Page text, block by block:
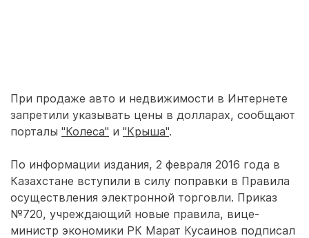
При продаже авто и недвижимости в Интернете
запретили указывать цены в долларах, сообщают
порталы "Колеса" и "Крыша".
По информации издания, 2 февраля 2016 года в
Казахстане вступили в силу поправки в Правила
осуществления электронной торговли. Приказ
№720, учреждающий новые правила, вице-
министр экономики РК Марат Кусаинов подписал